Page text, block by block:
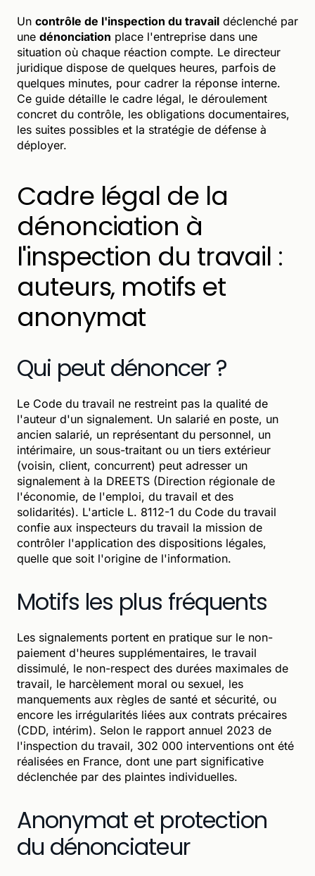
Un contrôle de l'inspection du travail déclenché par
une dénonciation place l'entreprise dans une
situation où chaque réaction compte. Le directeur
juridique dispose de quelques heures, parfois de
quelques minutes, pour cadrer la réponse interne.
Ce guide détaille le cadre légal, le déroulement
concret du contrôle, les obligations documentaires,
les suites possibles et la stratégie de défense à
déployer.
Cadre légal de la
dénonciation à
l'inspection du travail :
auteurs, motifs et
anonymat
Qui peut dénoncer ?
Le Code du travail ne restreint pas la qualité de
l'auteur d'un signalement. Un salarié en poste, un
ancien salarié, un représentant du personnel, un
intérimaire, un sous-traitant ou un tiers extérieur
(voisin, client, concurrent) peut adresser un
signalement à la DREETS (Direction régionale de
l'économie, de l'emploi, du travail et des
solidarités). L'article L. 8112-1 du Code du travail
confie aux inspecteurs du travail la mission de
contrôler l'application des dispositions légales,
quelle que soit l'origine de l'information.
Motifs les plus fréquents
Les signalements portent en pratique sur le non-
paiement d'heures supplémentaires, le travail
dissimulé, le non-respect des durées maximales de
travail, le harcèlement moral ou sexuel, les
manquements aux règles de santé et sécurité, ou
encore les irrégularités liées aux contrats précaires
(CDD, intérim). Selon le rapport annuel 2023 de
l'inspection du travail, 302 000 interventions ont été
réalisées en France, dont une part significative
déclenchée par des plaintes individuelles.
Anonymat et protection
du dénonciateur